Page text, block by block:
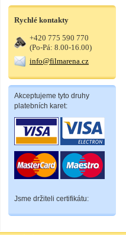
Rychlé kontakty
+420 775 590 770
(Po-Pá: 8.00-16.00)
info@filmarena.cz
Akceptujeme tyto druhy
platebních karet:
Jsme držiteli certifikátu: